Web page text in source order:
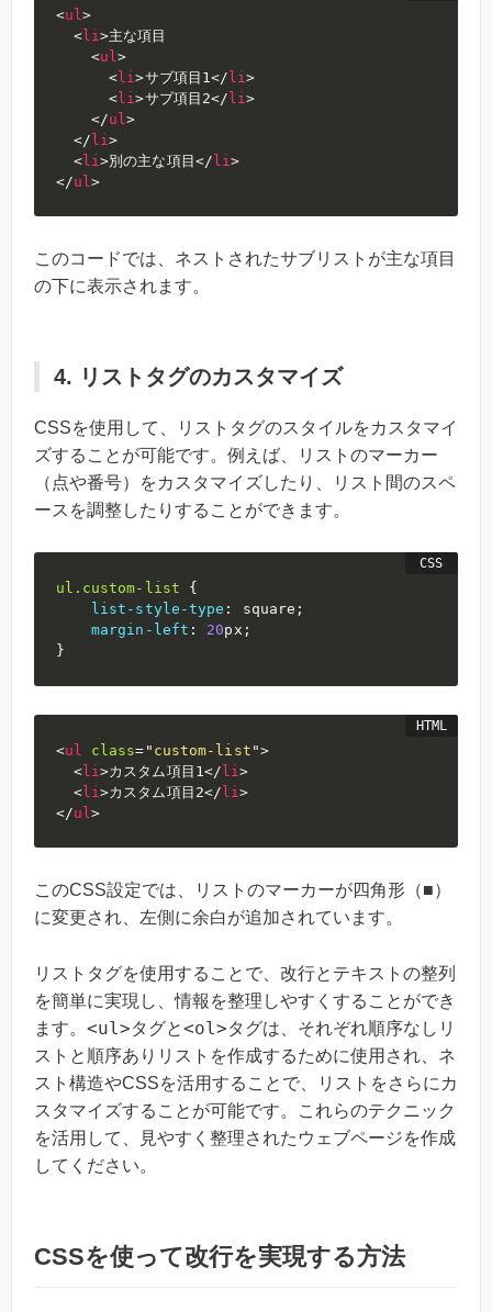
<ul >
<li>主な項目
<ul>
<li>サブ項目1</li>
<li>サブ項目2</li>
</ul>
</li>
<li>別の主な項目</li>
</ul >
このコードでは、ネストされたサブリストが主な項目
の下に表示されます。
4. リストタグのカスタマイズ
CSSを使用して、リストタグのスタイルをカスタマイ
ズすることが可能です。例えば、リストのマーカー
（点や番号）をカスタマイズしたり、リスト間のスペ
ースを調整したりすることができます。
ul .custom-list
{
list-style-type : square ;
margin-left : 20px ;
}
<ul class= " custom-list ">
<li>カスタム項目1 </li>
<li>カスタム項目2</li>
</ul >
このCSS設定では、リストのマーカーが四角形（■）
に変更され、左側に余白が追加されています。
リストタグを使用することで、改行とテキストの整列
を簡単に実現し、情報を整理しやすくすることができ
ます。 <ul>タグと<ol>タグは、それぞれ順序なしリ
ストと順序ありリストを作成するために使用され、ネ
スト構造やCSSを活用することで、リストをさらにカ
スタマイズすることが可能です。これらのテクニック
を活用して、見やすく整理されたウェブページを作成
してください。
CSSを使って改行を実現する方法